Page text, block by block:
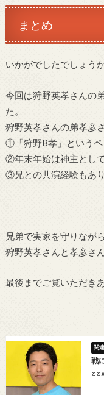
まとめ
いかがでしたでしょう
今回は狩野英孝さんの
た。
狩野英孝さんの弟孝彦
①「狩野B孝」というペ
②年末年始は神主とし
③兄との共演経験もあ
兄弟で実家を守りなが
狩野英孝さんと孝彦さ
最後までご覧いただき
戦